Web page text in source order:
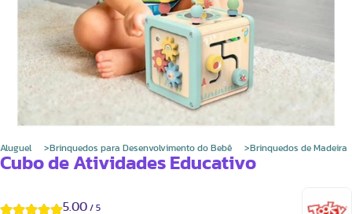
Aluguel Brinquedos para Desenvolvimento do Bebê Brinquedos de Madeira
Cubo de Atividades Educativo
5.00 / 5